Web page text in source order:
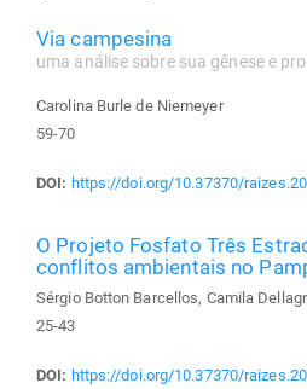
Via campesina
uma análise sobre sua gênese e
Carolina Burle de Niemeyer
59-70
DOI: https://doi.org/10.37370/
O Projeto Fosfato Três
conflitos ambientais no
Sérgio Botton Barcellos, Camila
25-43
DOI: https://doi.org/10.37370/